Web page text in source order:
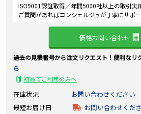
ISO9001認証取得／年間5000社以上の取引実
ご質問があればコンシェルジュが丁寧にサポ
価格お問い合わせ
過去の見積番号から注文リクエスト！便利なリ
ら
初めてご利用の方へ
在庫状況
お問い合わせください
最短お届け日
お問い合わせくだ